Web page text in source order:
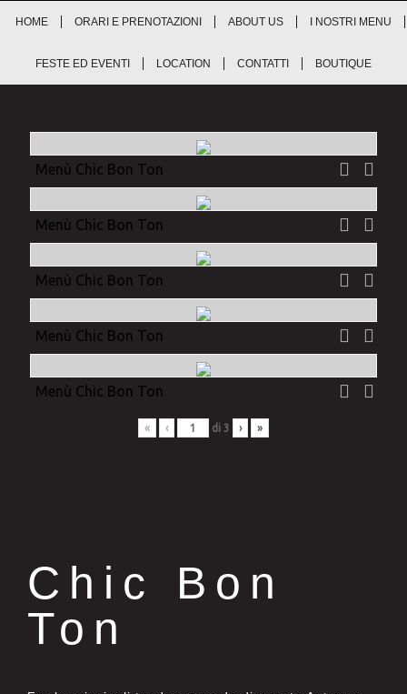
HOME ORARI E PRENOTAZIONI ABOUT US I NOSTRI MENU
FESTE ED EVENTI LOCATION CONTATTI BOUTIQUE
Menù Chic Bon Ton
Menù Chic Bon Ton
Menù Chic Bon Ton
Menù Chic Bon Ton
Menù Chic Bon Ton
« ‹ di 3 › »
Chic Bon
Ton